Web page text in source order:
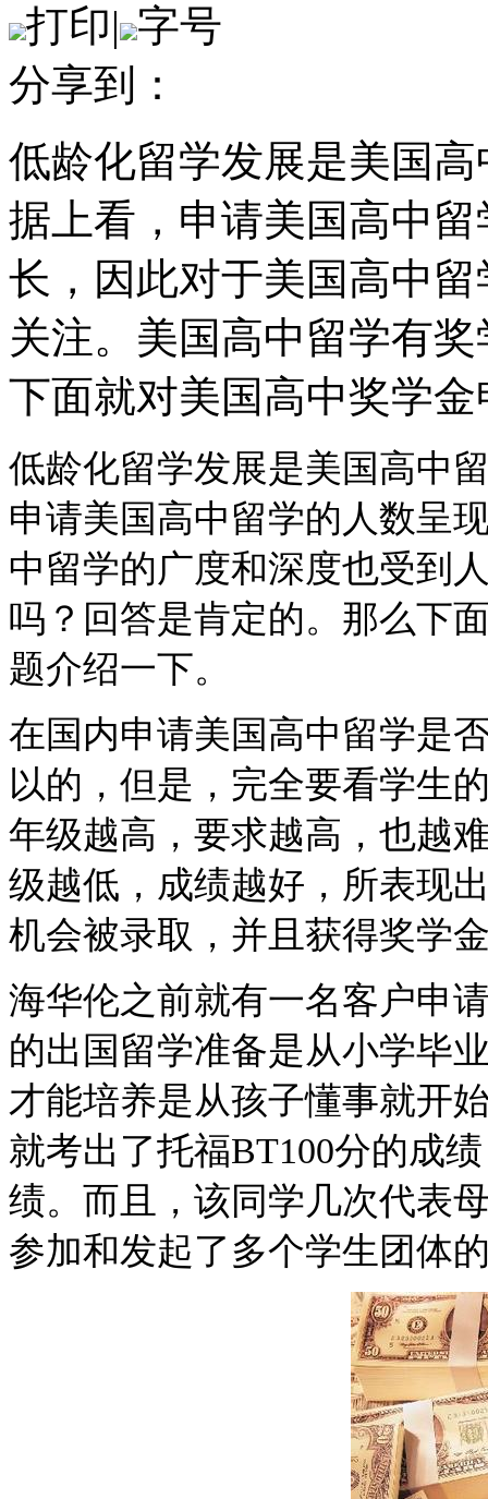
打印| 字号
分享到：
低龄化留学发展是美国
据上看，申请美国高中
长，因此对于美国高中
关注。美国高中留学有
下面就对美国高中奖学
低龄化留学发展是美国高中
申请美国高中留学的人数呈
中留学的广度和深度也受到
吗？回答是肯定的。那么下
题介绍一下。
在国内申请美国高中留学是
以的， 但是，完全要看学生
年级越高，要求越高，也越
级越低，成绩越好，所表现
机会被录取，并且获得奖学
海华伦之前就有一名客户申
的出国留学准备是从小学毕
才能培养是从孩子懂事就开
就考出了托福BT100分的成
绩。而且，该同学几次代表
参加和发起了多个学生团体